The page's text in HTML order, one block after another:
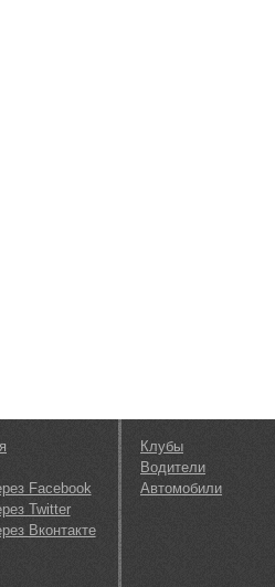
Facebook
Twitter
Вконтакте
Клубы
Водители
Автомобили